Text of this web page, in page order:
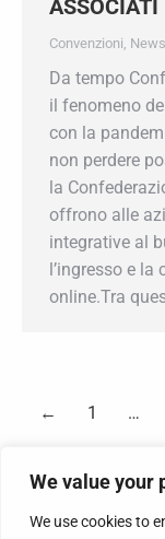
We value your
We use cookies to
NUOVA
PER I SITI
ASSOCIATI
Da tempo
attenzione il
terziario che,
strategica per
mercato.In
stretto
← 1 …